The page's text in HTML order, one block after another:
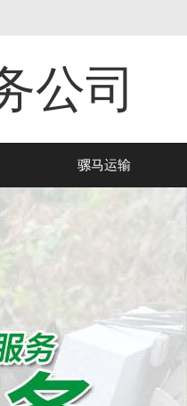
公司
骡马运输